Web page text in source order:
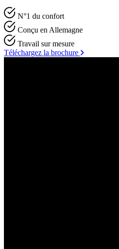
N°1 du confort
Conçu en Allemagne
Travail sur mesure
Téléchargez la brochure